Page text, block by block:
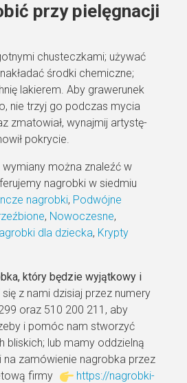
przy pielęgnacji
chusteczkami; używać
środki chemiczne;
lakierem. Aby grawerunek
nie trzyj go podczas mycia
zmatowiał, wynajmij artystę-
pokrycie.
można znaleźć w
nagrobki w siedmiu
nagrobki, Podwójne
, Nowoczesne,
dla dziecka, Krypty
który będzie wyjątkowy i
z nami dzisiaj przez numery
oraz 510 200 211, aby
i pomóc nam stworzyć
bliskich; lub mamy oddzielną
zamówienie nagrobka przez
firmy
https://nagrobki-